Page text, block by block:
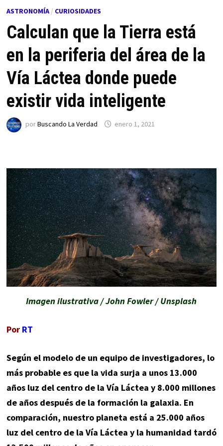
ASTRONOMÍA/ CURIOSIDADES
Calculan que la Tierra está
en la periferia del área de la
Vía Láctea donde puede
existir vida inteligente
porBuscando La Verdad enero 1, 2021
Imagen ilustrativa / John Fowler / Unsplash
Por RT
Según el modelo de un equipo de investigadores, lo
más probable es que la vida surja a unos 13.000
años luz del centro de la Vía Láctea y 8.000 millones
de años después de la formación la galaxia. En
comparación, nuestro planeta está a 25.000 años
luz del centro de la Vía Láctea y la humanidad tardó